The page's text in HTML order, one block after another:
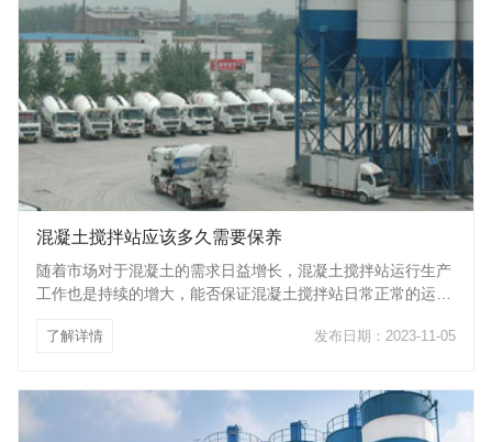
混凝土搅拌站应该多久需要保养
随着市场对于混凝土的需求日益增长，混凝土搅拌站运行生产
工作也是持续的增大，能否保证混凝土搅拌站日常正常的运
不仅只是与工程进展有关，还与工程的盈利有着密不可分的关
拌站多长时间保养一次呢？1.混凝土公司每次使用混凝土搅拌
站前检查 检查混凝土搅拌站中的空压机自保装置是否可
了解详情 发布日期：2023-11-05